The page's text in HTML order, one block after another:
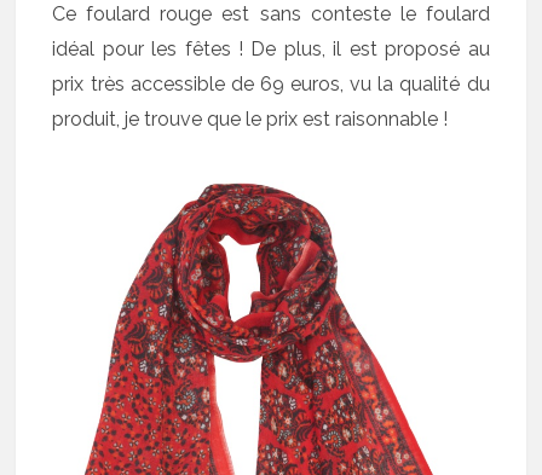
Ce foulard rouge est sans conteste le foulard
idéal pour les fêtes ! De plus, il est proposé au
prix très accessible de 69 euros, vu la qualité du
produit, je trouve que le prix est raisonnable !